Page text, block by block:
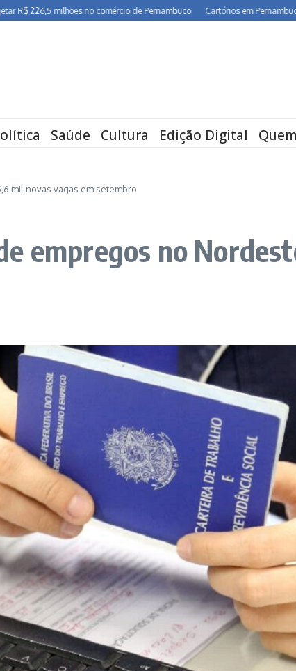
milhões no comércio de Pernambuco Cartórios em Pernambuco
Saúde Cultura Edição Digital
mil novas vagas em setembro
empregos no